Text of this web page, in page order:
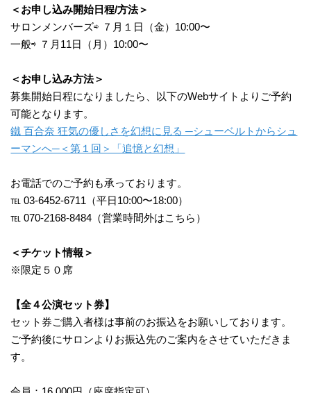
＜お申し込み開始日程/方法＞
サロンメンバーズ⇨ ７月１日（金）10:00〜
一般⇨ ７月11日（月）10:00〜
＜お申し込み方法＞
募集開始日程になりましたら、以下のWebサイトよりご予約
可能となります。
鐵 百合奈 狂気の優しさを幻想に見る ─シューベルトからシュ
ーマンへ─＜第１回＞「追憶と幻想」
お電話でのご予約も承っております。
℡ 03-6452-6711（平日10:00〜18:00）
℡ 070-2168-8484（営業時間外はこちら）
＜チケット情報＞
※限定５０席
【全４公演セット券】
セット券ご購入者様は事前のお振込をお願いしております。
ご予約後にサロンよりお振込先のご案内をさせていただきま
す。